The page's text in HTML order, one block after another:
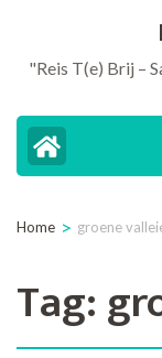
"Reis T(e) Brij –
Home > groene
Tag: